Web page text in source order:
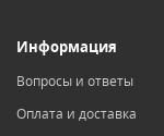
Информация
Вопросы и ответы
Оплата и доставка